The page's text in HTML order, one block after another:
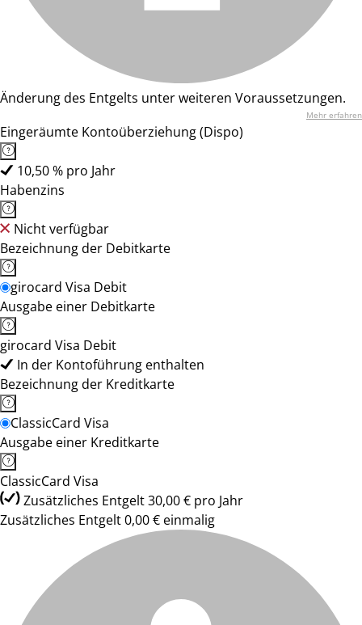
Änderung des Entgelts unter weiteren Voraussetzungen.
Mehr erfahren
Eingeräumte Kontoüberziehung (Dispo)
10,50 % pro Jahr
Habenzins
Nicht verfügbar
Bezeichnung der Debitkarte
girocard Visa Debit
Ausgabe einer Debitkarte
girocard Visa Debit
In der Kontoführung enthalten
Bezeichnung der Kreditkarte
ClassicCard Visa
Ausgabe einer Kreditkarte
ClassicCard Visa
Zusätzliches Entgelt 30,00 € pro Jahr
Zusätzliches Entgelt 0,00 € einmalig